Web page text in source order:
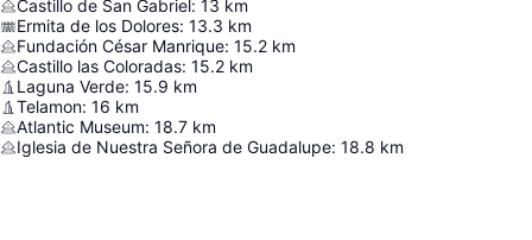
Castillo de San Gabriel: 13 km
Ermita de los Dolores: 13.3 km
Fundación César Manrique: 15.2 km
Castillo las Coloradas: 15.2 km
Laguna Verde: 15.9 km
Telamon: 16 km
Atlantic Museum: 18.7 km
Iglesia de Nuestra Señora de Guadalupe: 18.8 km